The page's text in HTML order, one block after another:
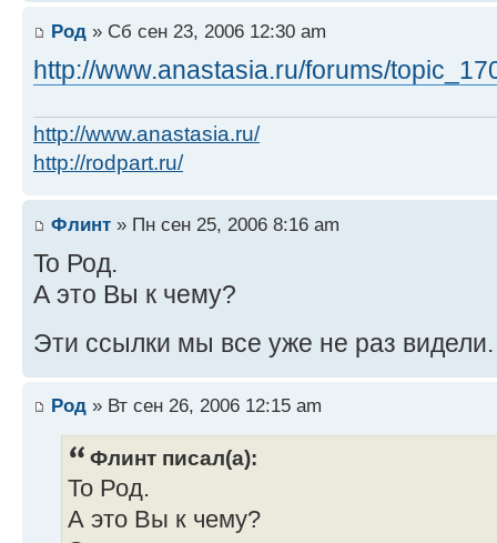
Род » Сб сен 23, 2006 12:30 am
http://www.anastasia.ru/forums/
http://www.anastasia.ru/
http://rodpart.ru/
Флинт » Пн сен 25, 2006 8:16 am
To Род.
А это Вы к чему?
Эти ссылки мы все уже не раз
Род » Вт сен 26, 2006 12:15 am
Флинт писал(а):
To Род.
А это Вы к чему?